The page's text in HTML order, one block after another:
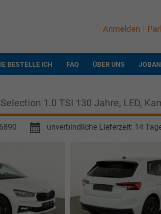
Anmelden
BESTELLE ICH FAQ ÜBER UNS
Selection 1.0 TSI 130 Jahre, LED,
unverbindliche Lieferzeit: 14